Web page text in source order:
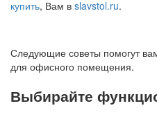
купить, Вам в slavstol.ru.
Следующие советы помогут
для офисного помещения.
Выбирайте